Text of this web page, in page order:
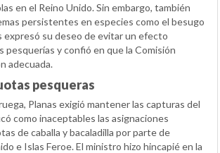
en el Reino Unido. Sin embargo, también
persistentes en especies como el besugo
expresó su deseo de evitar un efecto
pesquerías y confió en que la Comisión
adecuada.
pesqueras
Planas exigió mantener las capturas del
como inaceptables las asignaciones
de caballa y bacaladilla por parte de
e Islas Feroe. El ministro hizo hincapié en la